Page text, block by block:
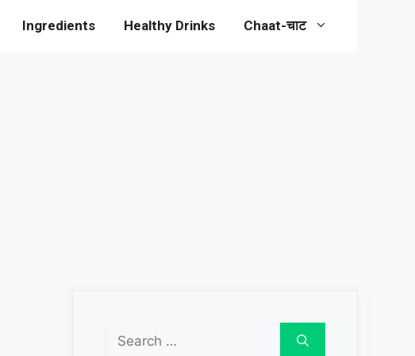
Ingredients Healthy Drinks Chaat-चाट
Search
for: